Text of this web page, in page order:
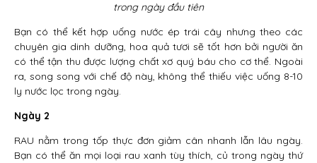
trong ngày đầu tiên
Bạn có thể kết hợp uống nước ép trái cây nhưng theo các
chuyên gia dinh dưỡng, hoa quả tươi sẽ tốt hơn bởi người ăn
có thể tận thu được lượng chất xơ quý báu cho cơ thể. Ngoài
ra, song song với chế độ này, không thể thiếu việc uống 8-10
ly nước lọc trong ngày.
Ngày 2
RAU nằm trong tốp thực đơn giảm cân nhanh lẫn lâu ngày.
Bạn có thể ăn mọi loại rau xanh tùy thích, củ trong ngày thứ